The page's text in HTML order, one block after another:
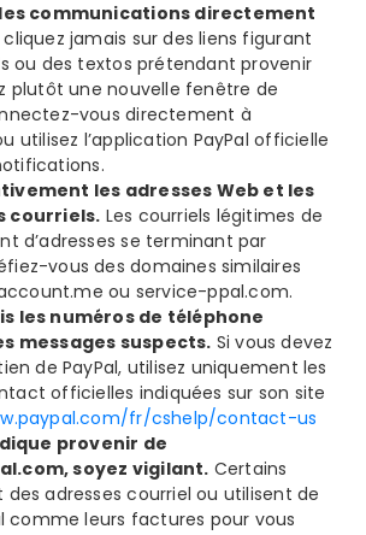
communications directement
cliquez jamais sur des liens figurant
ou des textos prétendant provenir
plutôt une nouvelle fenêtre de
vous directement à
utilisez l’application PayPal officielle
les adresses Web et les
courriels. Les courriels légitimes de
d’adresses se terminant par
vous des domaines similaires
ou service-ppal.com.
les numéros de téléphone
messages suspects. Si vous devez
de PayPal, utilisez uniquement les
officielles indiquées sur son site
fr/cshelp/contact-us
provenir de
soyez vigilant. Certains
adresses courriel ou utilisent de
comme leurs factures pour vous